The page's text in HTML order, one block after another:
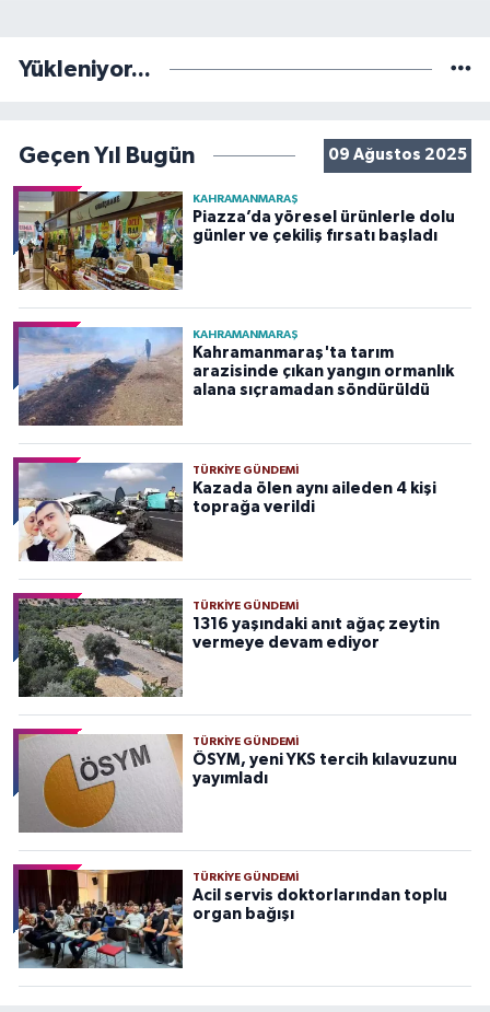
Yükleniyor...
Geçen Yıl Bugün 09 Ağustos 2025
KAHRAMANMARAŞ
Piazza’da yöresel ürünlerle dolu
günler ve çekiliş fırsatı başladı
KAHRAMANMARAŞ
Kahramanmaraş'ta tarım
arazisinde çıkan yangın ormanlık
alana sıçramadan söndürüldü
TÜRKIYE GÜNDEMI
Kazada ölen aynı aileden 4 kişi
toprağa verildi
TÜRKIYE GÜNDEMI
1316 yaşındaki anıt ağaç zeytin
vermeye devam ediyor
TÜRKIYE GÜNDEMI
ÖSYM, yeni YKS tercih kılavuzunu
yayımladı
TÜRKIYE GÜNDEMI
Acil servis doktorlarından toplu
organ bağışı